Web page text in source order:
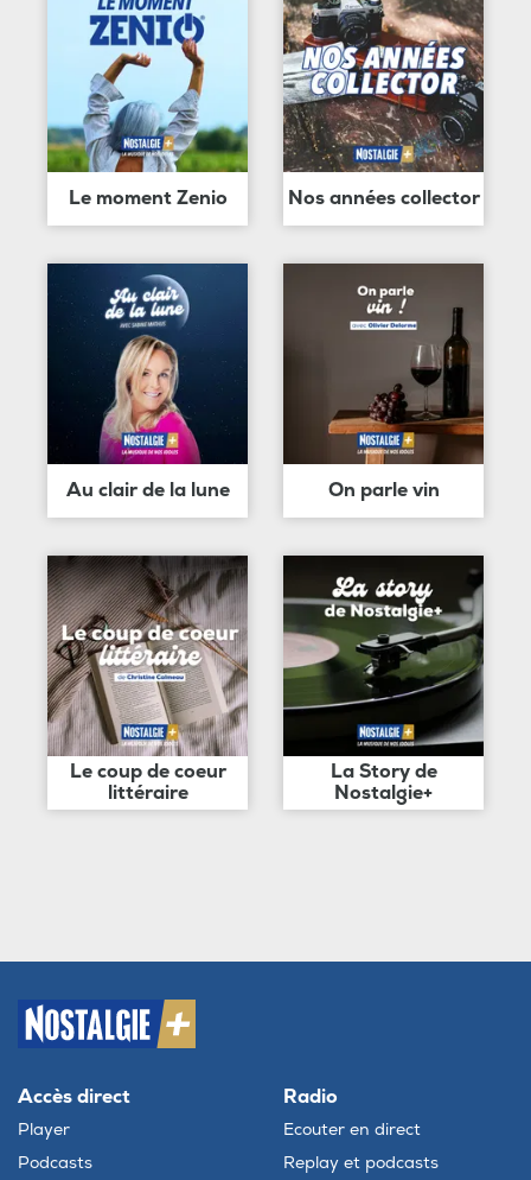
Le moment Zenio Nos années collector
Au clair de la lune On parle vin
Le coup de coeur
littéraire
La Story de
Nostalgie+
Accès direct
Player
Podcasts
Radio
Ecouter en direct
Replay et podcasts